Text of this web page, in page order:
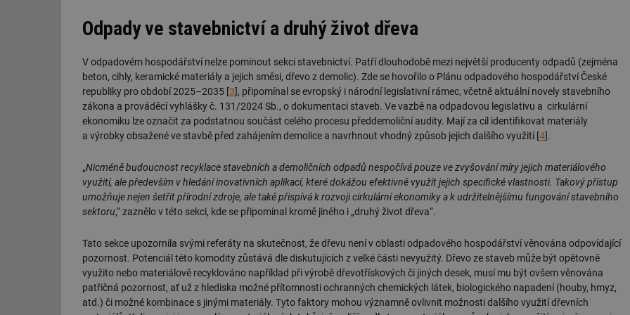
Odpady ve stavebnictví a druhý život dřeva
V odpadovém hospodářství nelze pominout sekci stavebnictví. Patří dlouhodobě mezi největší producenty odpadů (zejména
beton, cihly, keramické materiály a jejich směsi, dřevo z demolic). Zde se hovořilo o Plánu odpadového hospodářství České
republiky pro období 2025–2035 [3], připomínal se evropský i národní legislativní rámec, včetně aktuální novely stavebního
zákona a prováděcí vyhlášky č. 131/2024 Sb., o dokumentaci staveb. Ve vazbě na odpadovou legislativu a cirkulární
ekonomiku lze označit za podstatnou součást celého procesu předdemoliční audity. Mají za cíl identifikovat materiály
a výrobky obsažené ve stavbě před zahájením demolice a navrhnout vhodný způsob jejich dalšího využití [4].
„Nicméně budoucnost recyklace stavebních a demoličních odpadů nespočívá pouze ve zvyšování míry jejich materiálového
využití, ale především v hledání inovativních aplikací, které dokážou efektivně využít jejich specifické vlastnosti. Takový přístup
umožňuje nejen šetřit přírodní zdroje, ale také přispívá k rozvoji cirkulární ekonomiky a k udržitelnějšímu fungování stavebního
sektoru,“ zaznělo v této sekci, kde se připomínal kromě jiného i „druhý život dřeva“.
Tato sekce upozornila svými referáty na skutečnost, že dřevu není v oblasti odpadového hospodářství věnována odpovídající
pozornost. Potenciál této komodity zůstává dle diskutujících z velké části nevyužitý. Dřevo ze staveb může být opětovně
využito nebo materiálově recyklováno například při výrobě dřevotřískových či jiných desek, musí mu být ovšem věnována
patřičná pozornost, ať už z hlediska možné přítomnosti ochranných chemických látek, biologického napadení (houby, hmyz,
atd.) či možné kombinace s jinými materiály. Tyto faktory mohou významně ovlivnit možnosti dalšího využití dřevních
info.cz
info.cz
_hjAbsoluteSessionInProgress
Hotjar Ltd
.tzb-info.cz
29 minut
59 sekund
Soubor cookie je nastaven tak, aby
začátek cesty uživatele pro celkový počet
žádné identifikovatelné informace.
id
vetrani.tzb-
info.cz
10 let Tento soubor cookie se používá k
info.cz
definovaného denním limitem relace
mv
Airtable
.tzb-info.cz
2 měsíce 4
týdny
Tento soubor cookie se používá ke
interakcí a výkonu v rámci vložených
vytapeni.tzb-
info.cz
10 let Tento soubor cookie se používá k
id
stavba.tzb-
info.cz
10 let Tento soubor cookie se používá k
_hjFirstSeen
Hotjar Ltd
.tzb-info.cz
29 minut
59 sekund
Soubor cookie je nastaven tak, aby
začátek cesty uživatele pro celkový počet